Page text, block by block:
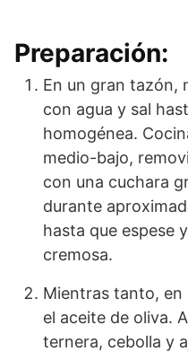
Preparación:
En un gran tazón,
con agua y sal
homogénea.
medio-bajo,
con una cuchara
durante
hasta que espese
cremosa.
Mientras tanto, en
el aceite de oliva.
ternera, cebolla y